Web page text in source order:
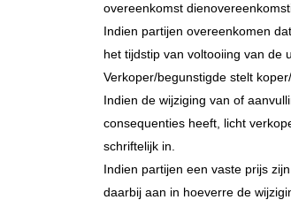
overeenkomst
Indien partijen overeenkomen
het tijdstip van voltooiing van de
Verkoper/begunstigde stelt
Indien de wijziging van of
consequenties heeft, licht
schriftelijk in.
Indien partijen een vaste prijs
daarbij aan in hoeverre de